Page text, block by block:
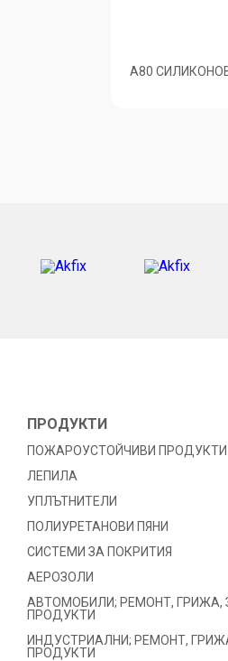
A80
ПРОДУКТИ
ПОЖАРОУСТОЙЧИВИ ПРОДУКТИ
ЛЕПИЛА
УПЛЪТНИТЕЛИ
ПОЛИУРЕТАНОВИ ПЯНИ
СИСТЕМИ ЗА ПОКРИТИЯ
АЕРОЗОЛИ
АВТОМОБИЛИ; РЕМОНТ, ГРИЖА,
ПРОДУКТИ
ИНДУСТРИАЛНИ; РЕМОНТ,
ПРОДУКТИ